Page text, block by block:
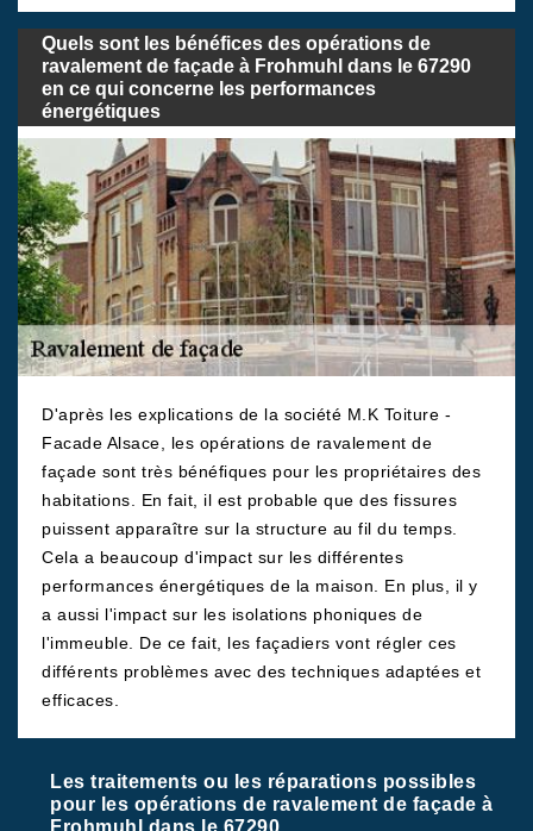
Quels sont les bénéfices des opérations de
ravalement de façade à Frohmuhl dans le 67290
en ce qui concerne les performances
énergétiques
D'après les explications de la société M.K Toiture -
Facade Alsace, les opérations de ravalement de
façade sont très bénéfiques pour les propriétaires des
habitations. En fait, il est probable que des fissures
puissent apparaître sur la structure au fil du temps.
Cela a beaucoup d'impact sur les différentes
performances énergétiques de la maison. En plus, il y
a aussi l'impact sur les isolations phoniques de
l'immeuble. De ce fait, les façadiers vont régler ces
différents problèmes avec des techniques adaptées et
efficaces.
Les traitements ou les réparations possibles
pour les opérations de ravalement de façade à
Frohmuhl dans le 67290